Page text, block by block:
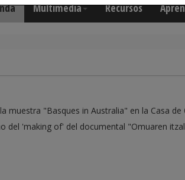
Multimedia Recursos
muestra "Basques in Australia" en la Casa
del 'making of' del documental "Omuaren